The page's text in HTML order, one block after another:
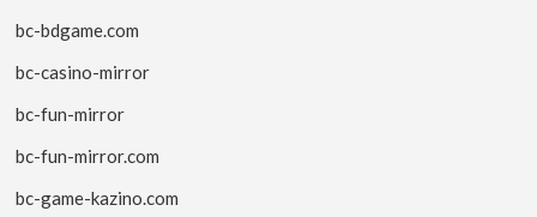
bc-bdgame.com
bc-casino-mirror
bc-fun-mirror
bc-fun-mirror.com
bc-game-kazino.com